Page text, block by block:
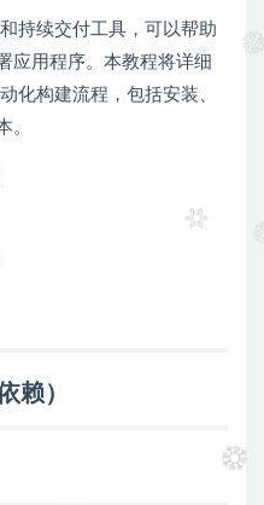
持续交付工具，可以帮助
应用程序。本教程将详细
化构建流程，包括安装、
。
赖）